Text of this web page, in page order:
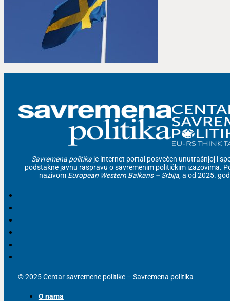
Savremena politika je internet portal posvećen unutrašnjoj i
podstakne javnu raspravu o savremenim političkim izazovima.
nazivom European Western Balkans – Srbija, a od 2025.
© 2025 Centar savremene politike – Savremena politika
O nama